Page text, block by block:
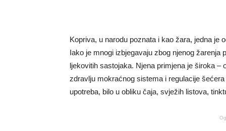
Kopriva, u narodu poznata i kao žara, jedna je
Iako je mnogi izbjegavaju zbog njenog žarenja
ljekovitih sastojaka. Njena primjena je široka –
zdravlju mokraćnog sistema i regulacije
upotreba, bilo u obliku čaja, svježih listova,